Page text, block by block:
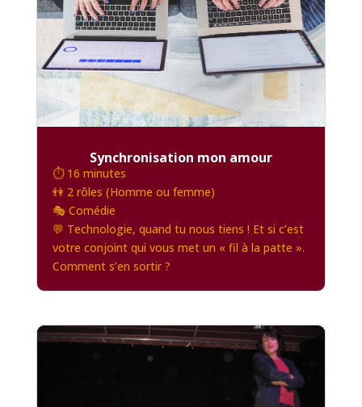
Synchronisation mon amour
⏱️ 16 minutes
👫 2 rôles (Homme ou femme)
🎭 Comédie
💬 Technologie, quand tu nous tiens ! Et si c’est
votre conjoint qui vous met un « fil à la patte ».
Comment s’en sortir ?